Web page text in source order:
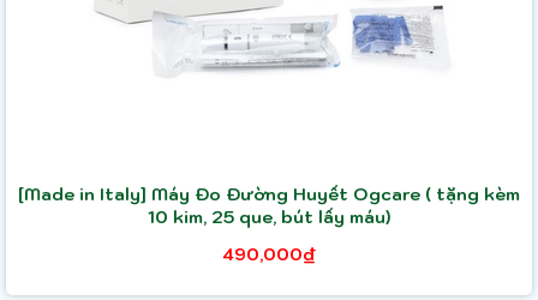
[Made in Italy] Máy Đo Đường Huyết Ogcare ( tặng kèm
10 kim, 25 que, bút lấy máu)
490,000₫